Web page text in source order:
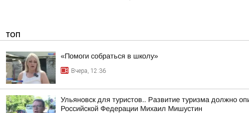
ТОП
«Помоги собраться в школу»
Вчера, 12:36
Ульяновск для туристов.. Развитие туризма должно
Российской Федерации Михаил Мишустин